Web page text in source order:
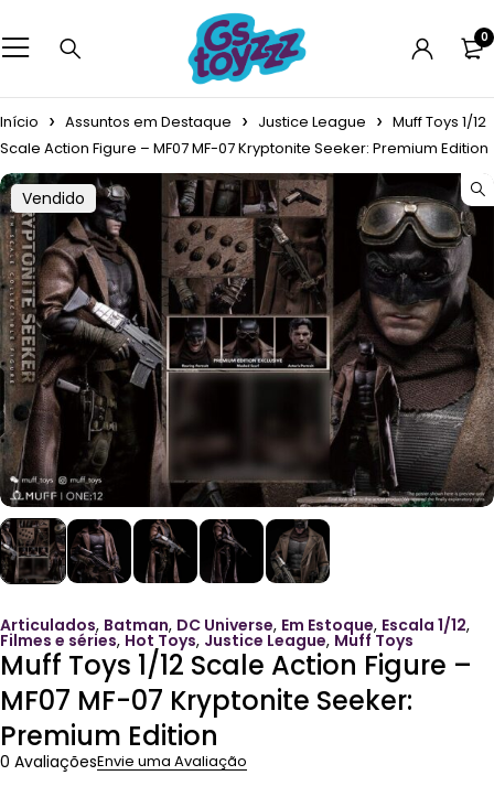
0
Início Assuntos em Destaque Justice League
Muff Toys 1/12
Scale Action Figure – MF07 MF-07 Kryptonite Seeker: Premium Edition
Vendido
Articulados, Batman, DC Universe, Em Estoque, Escala 1/12,
Filmes e séries, Hot Toys, Justice League, Muff Toys
Muff Toys 1/12 Scale Action Figure –
MF07 MF-07 Kryptonite Seeker:
Premium Edition
0 AvaliaçõesEnvie uma Avaliação